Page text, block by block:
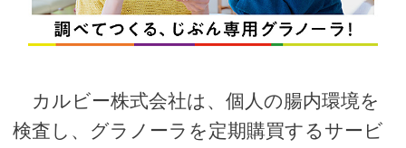
カルビー株式会社は、個人の腸内環境を
検査し、グラノーラを定期購買するサービ